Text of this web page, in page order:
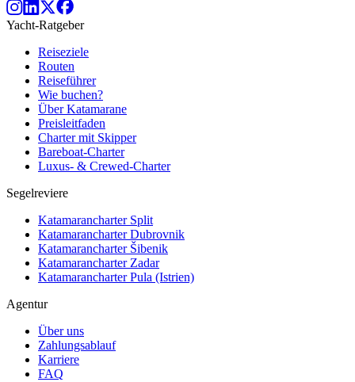
Yacht-Ratgeber
Reiseziele
Routen
Reiseführer
Wie buchen?
Über Katamarane
Preisleitfaden
Charter mit Skipper
Bareboat-Charter
Luxus- & Crewed-Charter
Segelreviere
Katamarancharter Split
Katamarancharter Dubrovnik
Katamarancharter Šibenik
Katamarancharter Zadar
Katamarancharter Pula (Istrien)
Agentur
Über uns
Zahlungsablauf
Karriere
FAQ